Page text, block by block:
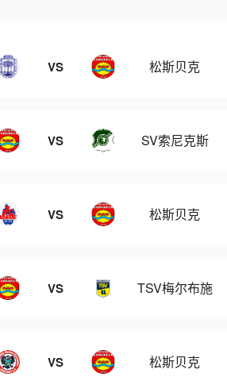
VS 松斯贝克
VS SV索尼克斯
VS 松斯贝克
VS TSV梅尔布施
VS 松斯贝克